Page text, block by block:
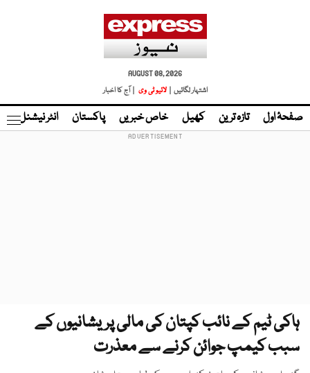
AUGUST 08, 2026
اشتہار لگائیں |
لائیو ٹی وی | آج کا اخبار
صفحۂ اول تازہ ترین کھیل خاص خبریں پاکستان انٹر نیشنل
ہاکی ٹیم کے نائب کپتان کی مالی پریشانیوں کے
سبب کیمپ جوائن کرنے سے معذرت